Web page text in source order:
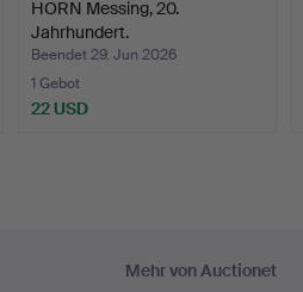
HORN Messing, 20.
Jahrhundert.
Beendet 29. Jun 2026
1 Gebot
22 USD
Mehr von Auctionet